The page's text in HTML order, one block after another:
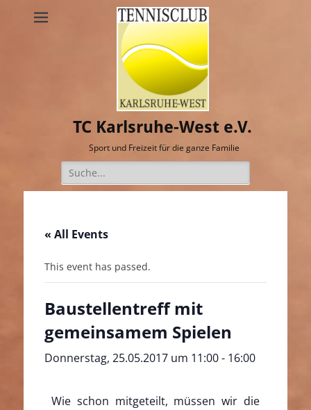
TC Karlsruhe-West e.V.
Sport und Freizeit für die ganze Familie
Suche
nach:
« All Events
This event has passed.
Baustellentreff mit
gemeinsamem Spielen
Donnerstag, 25.05.2017 um 11:00- 16:00
Wie schon mitgeteilt, müssen wir die